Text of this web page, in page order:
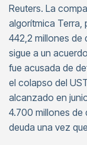
Reuters. La
algorítmica Terra,
442,2 millones de
sigue a un
fue acusada de
el colapso del
alcanzado en
4.700 millones de
deuda una vez